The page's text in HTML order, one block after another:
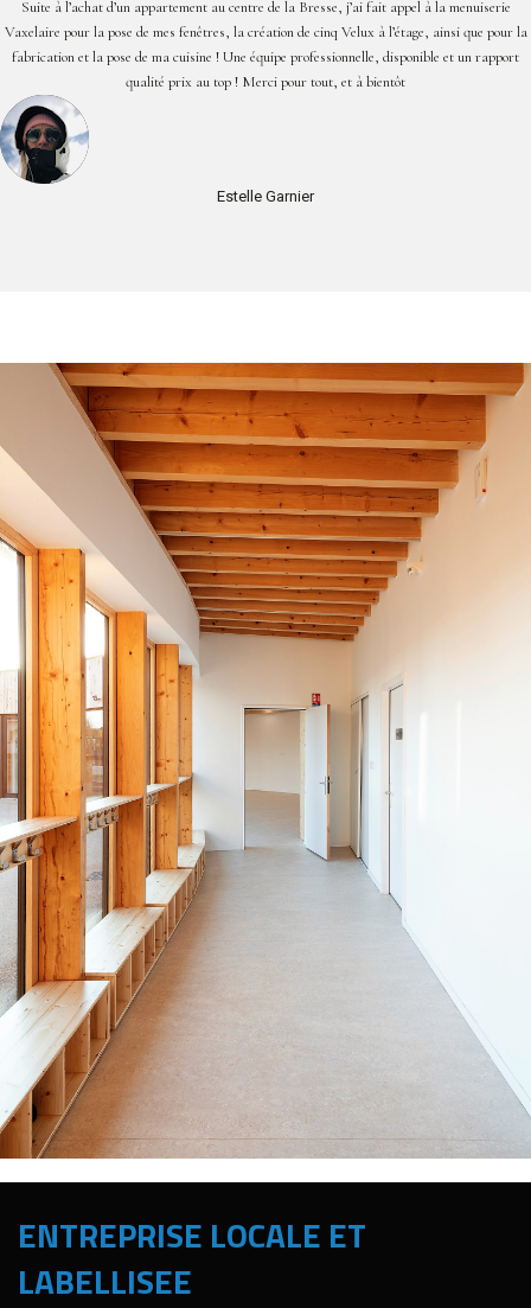
Suite à l’achat d’un appartement au centre de la Bresse, j’ai fait appel à la menuiserie
Vaxelaire pour la pose de mes fenêtres, la création de cinq Velux à l’étage, ainsi que pour la
fabrication et la pose de ma cuisine ! Une équipe professionnelle, disponible et un rapport
qualité prix au top ! Merci pour tout, et à bientôt
Estelle Garnier
ENTREPRISE LOCALE ET
LABELLISEE